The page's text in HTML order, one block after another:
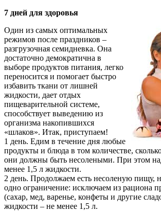
7 дней для здоровья
Один из самых оптимальных
режимов после праздников –
разгрузочная семидневка. Она
достаточно демократична в
выборе продуктов питания, легко
переносится и помогает быстро
избавить ткани от лишней
жидкости, дает отдых
пищеварительной системе,
способствует выведению из
организма накопившихся
«шлаков». Итак, приступаем!
1 день. Едим в течение дня любые
продукты и блюда в том количестве,
они должны быть несолеными. При этом
менее 1,5 л жидкости.
2 день. Продолжаем есть несоленую пищу,
одно ограничение: исключаем из рациона
(сахар, мед, варенье, конфеты и другие
жидкости – не менее 1,5 л.